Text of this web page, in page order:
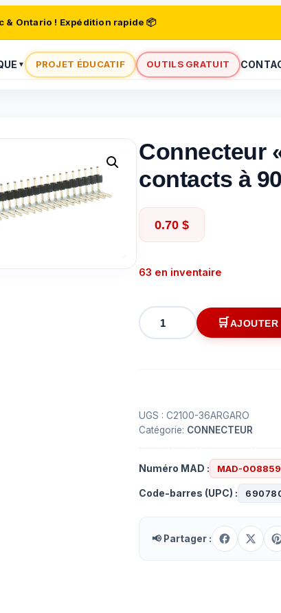
& Ontario ! Expédition rapide 📦
▼ PROJET ÉDUCATIF OUTILS GRATUIT
Connecteur
contacts à
0.70 $
63 en inventaire
quantité
de
36
contacts
à
90°
AJOUTER
UGS : C2100-36ARGARO
Catégorie: CONNECTEUR
Numéro MAD : MAD-008859
Code-barres (UPC) :
📢 Partager :